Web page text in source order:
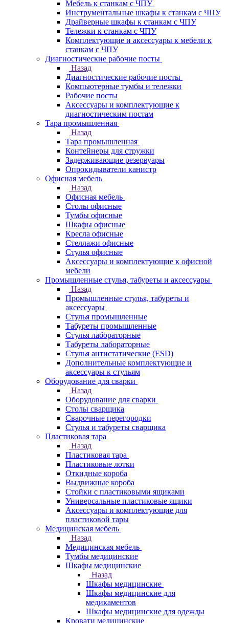
Мебель к станкам с ЧПУ
Инструментальные шкафы к станкам с ЧПУ
Драйверные шкафы к станкам с ЧПУ
Тележки к станкам с ЧПУ
Комплектующие и аксессуары к мебели к
станкам с ЧПУ
Диагностические рабочие посты
Назад
Диагностические рабочие посты
Компьютерные тумбы и тележки
Рабочие посты
Аксессуары и комплектующие к
диагностическим постам
Тара промышленная
Назад
Тара промышленная
Контейнеры для стружки
Задерживающие резервуары
Опрокидыватели канистр
Офисная мебель
Назад
Офисная мебель
Столы офисные
Тумбы офисные
Шкафы офисные
Кресла офисные
Стеллажи офисные
Стулья офисные
Аксессуары и комплектующие к офисной
мебели
Промышленные стулья, табуреты и аксессуары
Назад
Промышленные стулья, табуреты и
аксессуары
Стулья промышленные
Табуреты промышленные
Стулья лабораторные
Табуреты лабораторные
Стулья антистатические (ESD)
Дополнительные комплектующие и
аксессуары к стульям
Оборудование для сварки
Назад
Оборудование для сварки
Столы сварщика
Сварочные перегородки
Стулья и табуреты сварщика
Пластиковая тара
Назад
Пластиковая тара
Пластиковые лотки
Откидные короба
Выдвижные короба
Стойки с пластиковыми ящиками
Универсальные пластиковые ящики
Аксессуары и комплектующие для
пластиковой тары
Медицинская мебель
Назад
Медицинская мебель
Тумбы медицинские
Шкафы медицинские
Назад
Шкафы медицинские
Шкафы медицинские для
медикаментов
Шкафы медицинские для одежды
Кровати медицинские